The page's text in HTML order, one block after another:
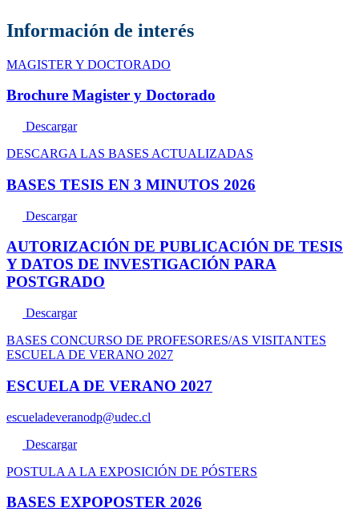
Especialidades
Ver más
Información de interés
MAGISTER Y DOCTORADO
Brochure Magister y Doctorado
Descargar
DESCARGA LAS BASES ACTUALIZADAS
BASES TESIS EN 3 MINUTOS 2026
Descargar
AUTORIZACIÓN DE PUBLICACIÓN DE TESIS
Y DATOS DE INVESTIGACIÓN PARA
POSTGRADO
Descargar
BASES CONCURSO DE PROFESORES/AS VISITANTES
ESCUELA DE VERANO 2027
ESCUELA DE VERANO 2027
escueladeveranodp@udec.cl
Descargar
POSTULA A LA EXPOSICIÓN DE PÓSTERS
BASES EXPOPOSTER 2026